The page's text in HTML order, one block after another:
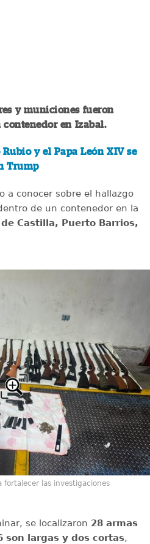
y municiones fueron
en Izabal.
Rubio y el Papa León XIV se
Trump
a conocer sobre el hallazgo
de un contenedor en la
Castilla, Puerto Barrios,
fortalecer las investigaciones
se localizaron 28 armas
son largas y dos cortas,